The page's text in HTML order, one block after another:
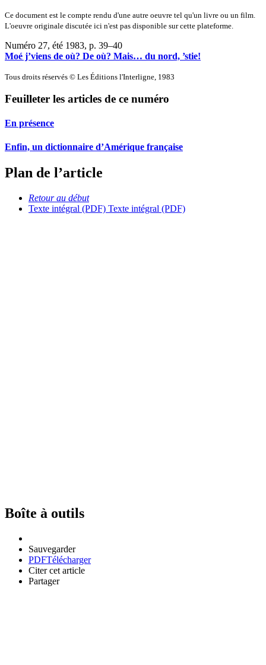
Ce document est le compte rendu d'une autre oeuvre tel qu'un livre ou un film.
L'oeuvre originale discutée ici n'est pas disponible sur cette plateforme.
Numéro 27, été 1983, p. 39–40
Moé j’viens de où? De où? Mais… du nord, ’stie!
Tous droits réservés © Les Éditions l'Interligne, 1983
Feuilleter les articles de ce numéro
En présence
Enfin, un dictionnaire d’Amérique française
Plan de l’article
Retour au début
Texte intégral (PDF) Texte intégral (PDF)
Boîte à outils
Sauvegarder
PDFTélécharger
Citer cet article
Partager